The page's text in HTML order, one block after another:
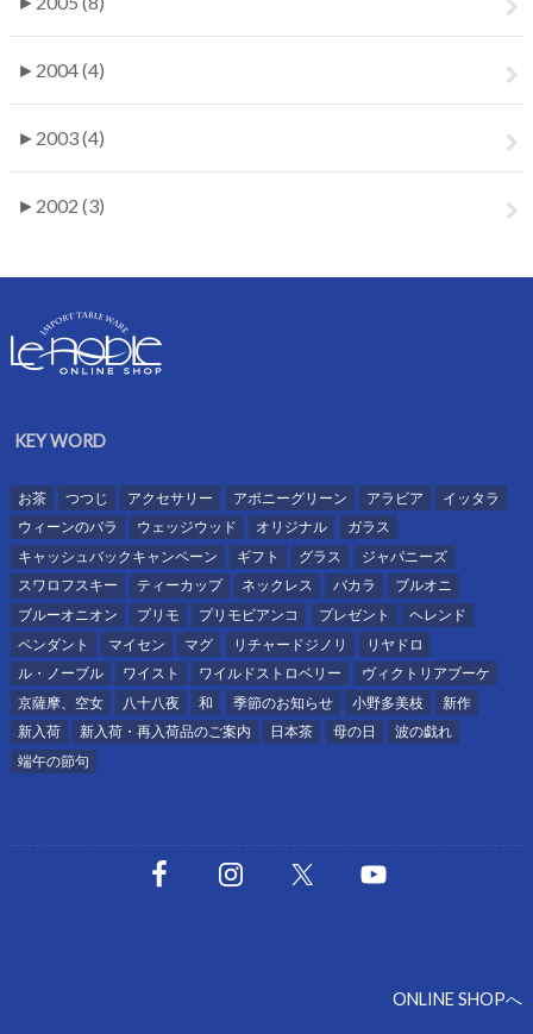
► 2004 (4)
► 2003 (4)
► 2002 (3)
KEY WORD
お茶 つつじ アクセサリー アポニーグリーン アラビア
イッタラ
ウィーンのバラ
ウェッジウッド オリジナル
ガラス
キャッシュバックキャンペーン
ギフト グラス
ジャパニーズ
スワロフスキー
ティーカップ ネックレス バカラ
ブルオニ
ブルーオニオン
プリモ プリモビアンコ プレゼント
ヘレンド
ペンダント
マイセン マグ リチャードジノリ
リヤドロ
ル・ノーブル
ワイスト ワイルドストロベリー
ヴィクトリアブーケ
京薩摩、空女
八十八夜 和 季節のお知らせ 小野多美枝
新作
新入荷
新入荷・再入荷品のご案内 日本茶 母の日
波の戯れ
端午の節句
ONLINE SHOPへ